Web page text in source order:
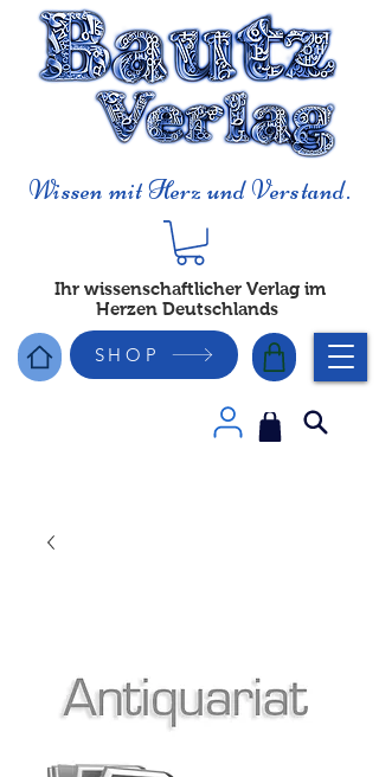
Wissen mit Herz und Verstand.
Ihr wissenschaftlicher Verlag im
Herzen Deutschlands
SHOP